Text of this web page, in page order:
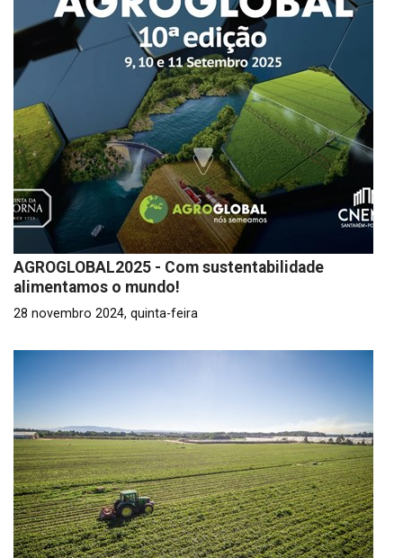
AGROGLOBAL2025 - Com sustentabilidade
alimentamos o mundo!
28 novembro 2024, quinta-feira